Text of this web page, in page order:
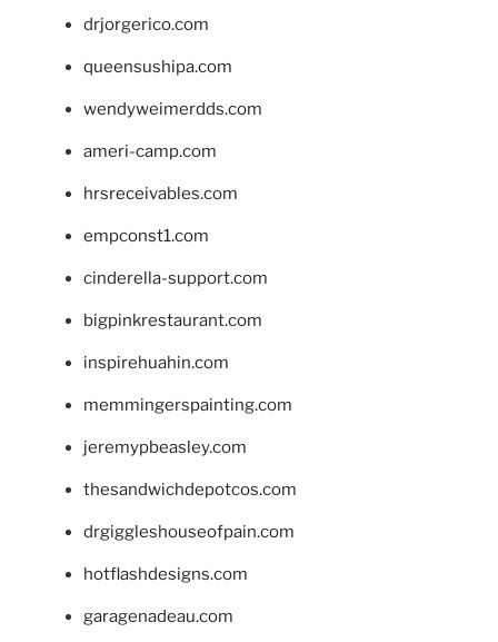
drjorgerico.com
queensushipa.com
wendyweimerdds.com
ameri-camp.com
hrsreceivables.com
empconst1.com
cinderella-support.com
bigpinkrestaurant.com
inspirehuahin.com
memmingerspainting.com
jeremypbeasley.com
thesandwichdepotcos.com
drgiggleshouseofpain.com
hotflashdesigns.com
garagenadeau.com